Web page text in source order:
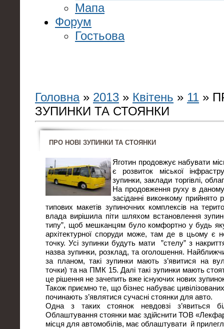
Мапа
Форум
Гостьова
Головна» 2013 » Квітень » 11 »
ЗУПИНКИ ТА СТОЯНКИ
ПРО НОВІ ЗУПИНКИ ТА СТОЯНКИ
Яготин продовжує набувати
є розвиток міської
зупинки, заклади торгівлі,
На продовження руху в
засіданні виконкому прийнято
типових макетів зупиночних комплексів на
влада вирішила піти шляхом встановлення
типу”, щоб мешканцям було комфортно у будь
архітектурної споруди може, там де в цьому є
точку. Усі зупинки будуть мати ”cтелу” з
назва зупинки, розклад, та оголошення.
за планом, такі зупинки мають з’явитися на
точки) та на ПМК 15. Далі такі зупинки мають
це рішення не зачепить вже існуючих нових
Також приємно те, що бізнес набуває
починають з’являтися сучасні стоянки для авто.
Одна з таких стоянок невдовзі з’явиться
Облаштування стоянки має здійснити ТОВ
місця для автомобілів, має облаштувати й